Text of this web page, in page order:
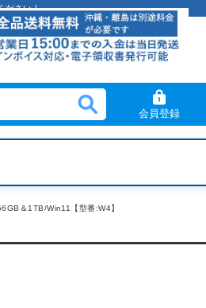
ださい！
会員登録
＆1TB/Win11【型番:W4】